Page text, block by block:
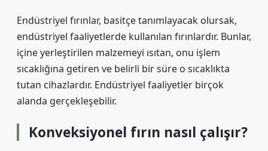
Endüstriyel fırınlar, basitçe tanımlayacak olursak,
endüstriyel faaliyetlerde kullanılan fırınlardır. Bunlar,
içine yerleştirilen malzemeyi ısıtan, onu işlem
sıcaklığına getiren ve belirli bir süre o sıcaklıkta
tutan cihazlardır. Endüstriyel faaliyetler birçok
alanda gerçekleşebilir.
Konveksiyonel fırın nasıl çalışır?